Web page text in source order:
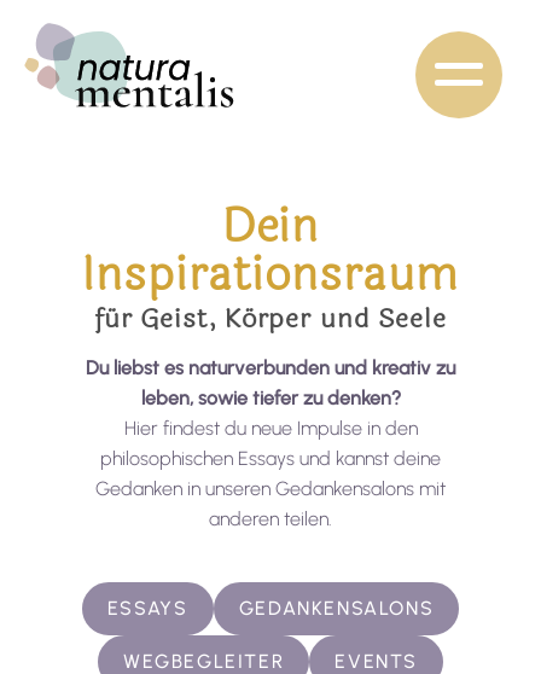
Dein
Inspirationsraum
für Geist, Körper und Seele
Du liebst es naturverbunden und kreativ zu
leben, sowie tiefer zu denken?
Hier findest du neue Impulse in den
philosophischen Essays und kannst deine
Gedanken in unseren Gedankensalons mit
anderen teilen.
ESSAYS GEDANKENSALONS
WEGBEGLEITER EVENTS